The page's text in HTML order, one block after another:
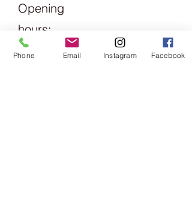
Opening
hours:
Monday
Phone Email Instagram Facebook